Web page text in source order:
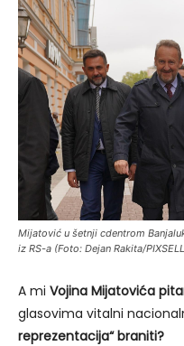
Mijatović u šetnji cdentrom
iz RS-a (Foto: Dejan Rakita/
A mi Vojina Mijatovića
glasovima vitalni
reprezentacija“ braniti?